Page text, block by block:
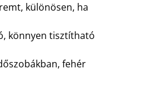
különösen, ha
könnyen tisztítható
fehér